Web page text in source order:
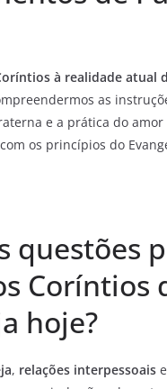
à realidade atual
as
e a prática do
os princípios do
questões
Coríntios
hoje?
, relações interpessoais e